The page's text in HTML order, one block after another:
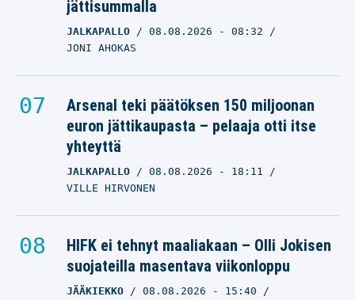
jättisummalla
JALKAPALLO 08.08.2026 - 08:32
JONI AHOKAS
Arsenal teki päätöksen 150 miljoonan
euron jättikaupasta – pelaaja otti itse
yhteyttä
JALKAPALLO 08.08.2026 - 18:11
VILLE HIRVONEN
HIFK ei tehnyt maaliakaan – Olli Jokisen
suojateilla masentava viikonloppu
JÄÄKIEKKO 08.08.2026 - 15:40